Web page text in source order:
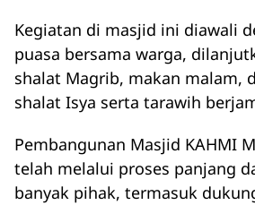
Kegiatan di masjid ini diawali
puasa bersama warga,
shalat Magrib, makan malam,
shalat Isya serta tarawih
Pembangunan Masjid KAHMI
telah melalui proses panjang
banyak pihak, termasuk